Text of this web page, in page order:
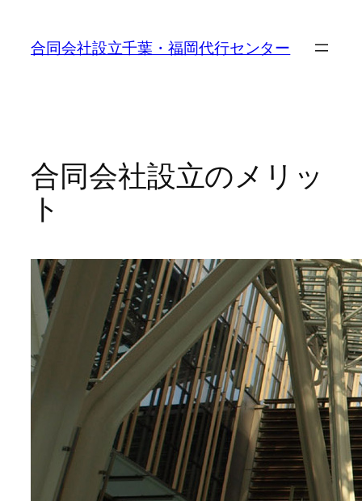
合同会社設立千葉・福岡代行センター
合同会社設立のメリッ
ト